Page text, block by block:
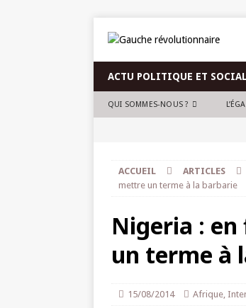
ACTU POLITIQUE ET
QUI SOMMES-NOUS ?
ACCUEIL ARTICLES
mettre un terme à la barbarie
Nigeria :
un terme à
15/08/2014 Afrique,